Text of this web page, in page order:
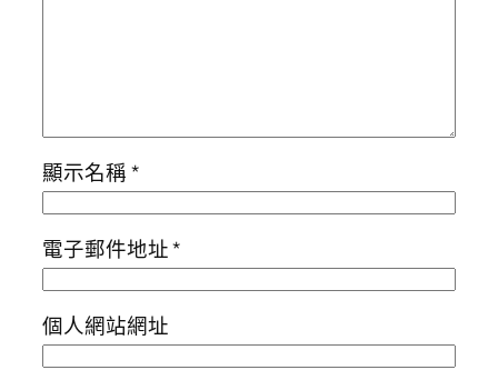
顯示名稱*
電子郵件地址*
個人網站網址